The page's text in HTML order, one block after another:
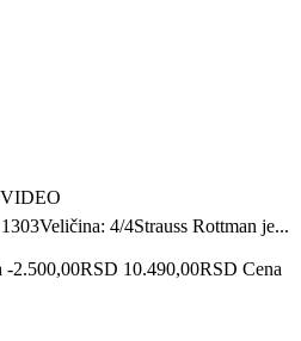
4/4Strauss Rottman je...
-2.500,00RSD 10.490,00RSD Cena